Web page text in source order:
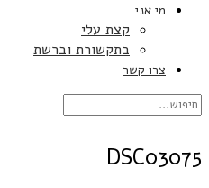
מי אני
קצת עלי
בתקשורת וברשת
צרו קשר
DSC03075